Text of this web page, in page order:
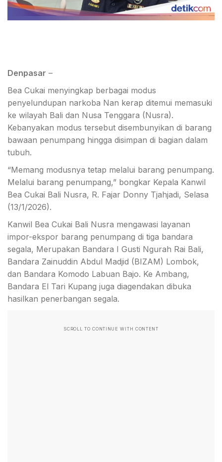
Denpasar –
Bea Cukai menyingkap berbagai modus
penyelundupan narkoba Nan kerap ditemui memasuki
ke wilayah Bali dan Nusa Tenggara (Nusra).
Kebanyakan modus tersebut disembunyikan di barang
bawaan penumpang hingga disimpan di bagian dalam
tubuh.
“Memang modusnya tetap melalui barang penumpang.
Melalui barang penumpang,” bongkar Kepala Kanwil
Bea Cukai Bali Nusra, R. Fajar Donny Tjahjadi, Selasa
(13/1/2026).
Kanwil Bea Cukai Bali Nusra mengawasi layanan
impor-ekspor barang penumpang di tiga bandara
segala, Merupakan Bandara I Gusti Ngurah Rai Bali,
Bandara Zainuddin Abdul Madjid (BIZAM) Lombok,
dan Bandara Komodo Labuan Bajo. Ke Ambang,
Bandara El Tari Kupang juga diagendakan dibuka
hasilkan penerbangan segala.
SCROLL TO CONTINUE WITH CONTENT